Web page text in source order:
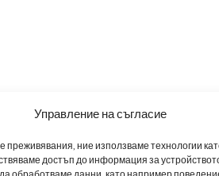
Управление на съгласие
ние използваме технологии
достъп до информация за